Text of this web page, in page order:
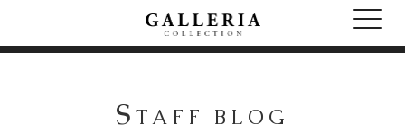
S TAFF BLOG